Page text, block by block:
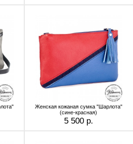
Женская кожаная сумка "Шарлота"
(сине-красная)
5 500 р.